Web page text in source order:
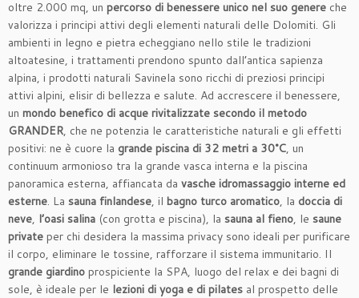
oltre 2.000 mq, un percorso di benessere unico nel suo genere che
valorizza i principi attivi degli elementi naturali delle Dolomiti. Gli
ambienti in legno e pietra echeggiano nello stile le tradizioni
altoatesine, i trattamenti prendono spunto dall’antica sapienza
alpina, i prodotti naturali Savinela sono ricchi di preziosi principi
attivi alpini, elisir di bellezza e salute. Ad accrescere il benessere,
un mondo benefico di acque rivitalizzate secondo il metodo
GRANDER, che ne potenzia le caratteristiche naturali e gli effetti
positivi: ne è cuore la grande piscina di 32 metri a 30°C, un
continuum armonioso tra la grande vasca interna e la piscina
panoramica esterna, affiancata da vasche idromassaggio interne ed
esterne. La sauna finlandese, il bagno turco aromatico, la doccia di
neve, l’oasi salina (con grotta e piscina), la sauna al fieno, le saune
private per chi desidera la massima privacy sono ideali per purificare
il corpo, eliminare le tossine, rafforzare il sistema immunitario. Il
grande giardino prospiciente la SPA, luogo del relax e dei bagni di
sole, è ideale per le lezioni di yoga e di pilates al prospetto delle